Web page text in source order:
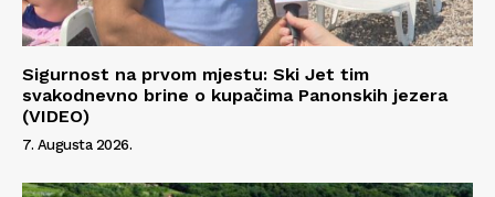
Sigurnost na prvom mjestu: Ski Jet tim
svakodnevno brine o kupačima Panonskih jezera
(VIDEO)
7. Augusta 2026.